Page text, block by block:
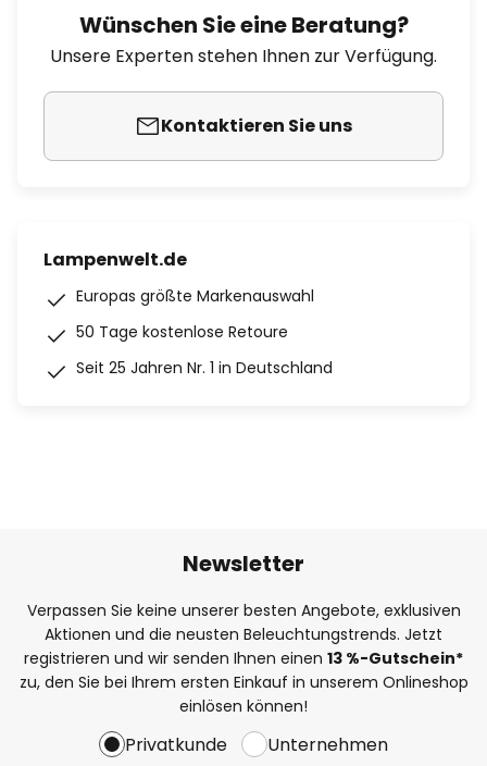
Wünschen Sie eine Beratung?
Unsere Experten stehen Ihnen zur Verfügung.
Kontaktieren Sie uns
Lampenwelt.de
Europas größte Markenauswahl
50 Tage kostenlose Retoure
Seit 25 Jahren Nr. 1 in Deutschland
Newsletter
Verpassen Sie keine unserer besten Angebote, exklusiven
Aktionen und die neusten Beleuchtungstrends. Jetzt
registrieren und wir senden Ihnen einen 13 %-Gutschein*
zu, den Sie bei Ihrem ersten Einkauf in unserem Onlineshop
einlösen können!
Privatkunde Unternehmen